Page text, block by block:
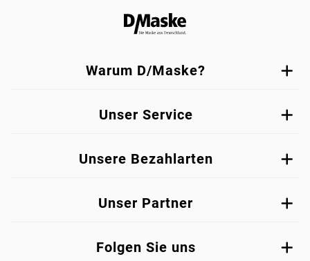
Warum D/Maske?
Unser Service
Unsere Bezahlarten
Unser Partner
Folgen Sie uns